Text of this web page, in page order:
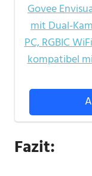
Govee
mit Dual-
PC, RGBIC
kompatibel
Fazit: